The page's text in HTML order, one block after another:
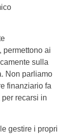
permettono ai
sulla
Non parliamo
finanziario fa
recarsi in
gestire i propri